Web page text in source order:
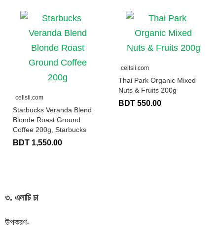
cellsii.com
Starbucks Veranda Blend
Blonde Roast Ground
Coffee 200g, Starbucks
BDT 1,550.00
cellsii.com
Thai Park Organic Mixed
Nuts & Fruits 200g
BDT 550.00
৩. এলাচি চা
উপকরণ-